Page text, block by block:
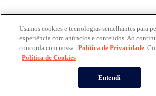
Usamos cookies e tecnologias semelhantes para
experiência com anúncios e conteúdos. Ao
concorda com nossa Política de Privacidade.
Política de Cookies
Entendi